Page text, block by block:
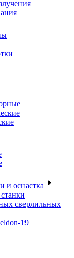
и оснастка
сверлильных
19